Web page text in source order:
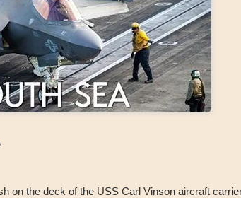
on the deck of the USS Carl Vinson aircraft